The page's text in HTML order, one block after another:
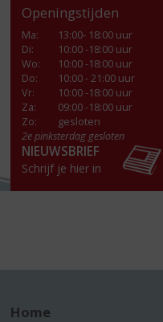
Openingstijden
Ma:
13:00- 18:00 uur
Di:
10:00 -18:00 uur
Wo:
10:00 -18:00 uur
Do:
10:00 - 21:00 uur
Vr:
10:00 -18:00 uur
Za:
09:00 -18:00 uur
Zo:
gesloten
2e pinksterdag gesloten
NIEUWSBRIEF
Schrijf je hier in
Home